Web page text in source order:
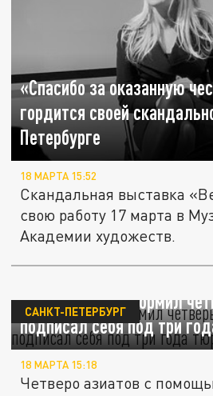
«Спасибо за оказанную
гордится своей
Петербурге
18 МАРТА 15:52
Скандальная выставка
свою работу 17 марта в
Академии художеств.
Петербуржец оформил
подписал себя под три
САНКТ-ПЕТЕРБУРГ
18 МАРТА 15:18
Четверо азиатов с